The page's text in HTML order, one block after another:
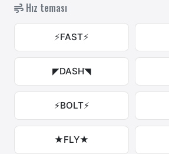
Hız teması
⚡FAST⚡
◤DASH◥
⚡BOLT⚡
★FLY★